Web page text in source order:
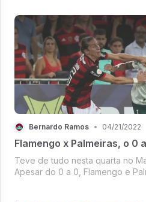
Bernardo Ramos • 04/21/2022
Flamengo x Palmeiras, o 0
Teve de tudo nesta quarta no
Apesar do 0 a 0, Flamengo e